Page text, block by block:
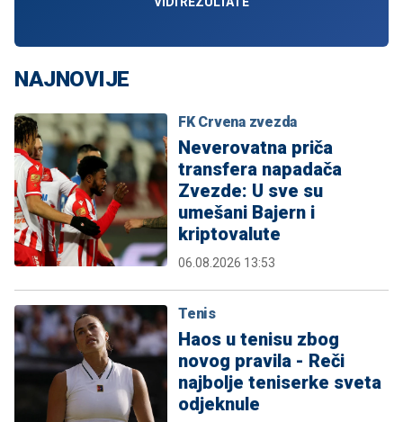
NAJNOVIJE
FK Crvena zvezda
Neverovatna priča
transfera napadača
Zvezde: U sve su
umešani Bajern i
kriptovalute
06.08.2026 13:53
Tenis
Haos u tenisu zbog
novog pravila - Reči
najbolje teniserke sveta
odjeknule